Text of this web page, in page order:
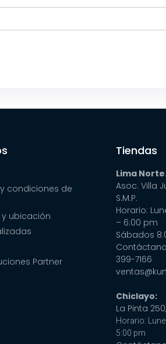
condiciones de
ubicación
Partner
Tiendas
Lima Norte:
Asoc. Villa
S.M.P.
Horario:
– 6:00 pm
Sábados
399-7166
Chiclayo:
La Pinta
Horario:
5:00 pm